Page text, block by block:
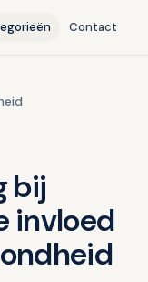
Contact
bij
invloed